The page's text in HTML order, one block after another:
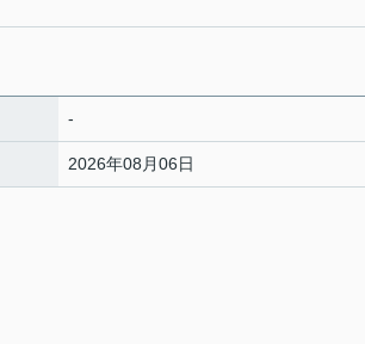
-
2026年08月06日